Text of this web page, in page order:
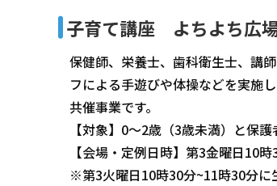
子育て講座 よちよち広
保健師、栄養士、歯科衛生士、講
フによる手遊びや体操などを実施
共催事業です。
【対象】0～2歳（3歳未満）と保護
【会場・定例日時】第3金曜日10
※第3火曜日10時30分~11時30分に